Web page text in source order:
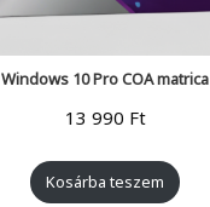
Windows 10 Pro COA matrica
13 990 Ft
Kosárba teszem